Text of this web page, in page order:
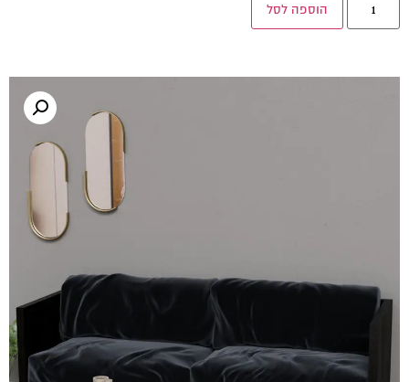
הוספה לסל